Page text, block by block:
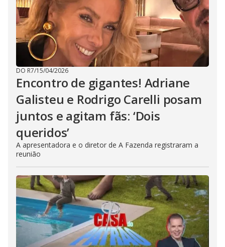
DO R7/15/04/2026
Encontro de gigantes! Adriane
Galisteu e Rodrigo Carelli posam
juntos e agitam fãs: ‘Dois
queridos’
A apresentadora e o diretor de A Fazenda registraram a
reunião